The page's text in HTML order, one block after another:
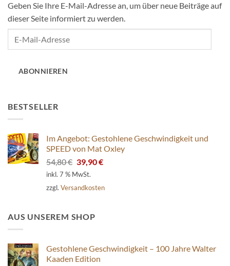
Geben Sie Ihre E-Mail-Adresse an, um über neue Beiträge auf
dieser Seite informiert zu werden.
ABONNIEREN
BESTSELLER
Im Angebot: Gestohlene Geschwindigkeit und
SPEED von Mat Oxley
54,80€ Ursprünglicher
Preis
54,80 €
39,90€Aktueller
39,90 €.
inkl. 7 % MwSt.
zzgl. Versandkosten
AUS UNSEREM SHOP
Gestohlene Geschwindigkeit – 100 Jahre Walter
Kaaden Edition